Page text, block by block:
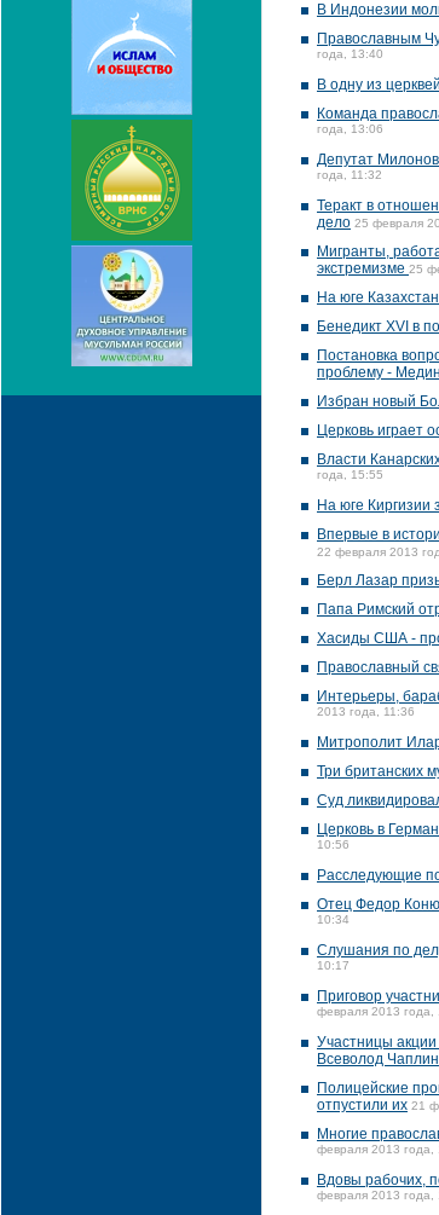
В Индонезии
Православным
года, 13:40
В одну из
Команда
года, 13:06
Депутат Милонов
года, 11:32
Теракт в
дело 25 февраля
Мигранты,
экстремизме 25
На юге
Бенедикт XVI в
Постановка
проблему -
Избран новый
Церковь играет
Власти
года, 15:55
На юге Киргизии
Впервые в
22 февраля 2013
Берл Лазар
Папа Римский
Хасиды США -
Православный
Интерьеры,
2013 года, 11:36
Митрополит
Три британских
Суд
Церковь в
10:56
Расследующие
Отец Федор
10:34
Слушания по
10:17
Приговор
февраля 2013 года,
Участницы
Всеволод Чаплин
Полицейские
отпустили их 21
Многие
февраля 2013 года,
Вдовы рабочих,
февраля 2013 года,